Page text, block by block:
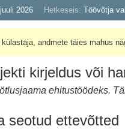
2026 Hetkeseis: Töövõtja
külastaja, andmete täies mahus
kirjeldus või
ehitustöödeks.
seotud ettevõtted